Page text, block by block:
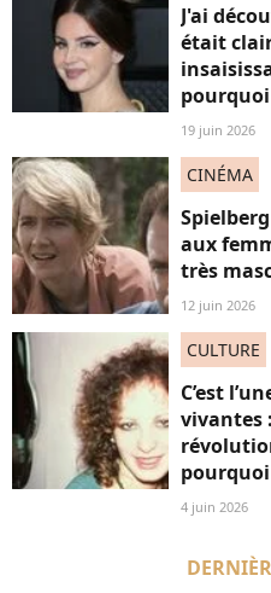
J'ai
était
pourquoi
19 juin 2026
CINÉMA
aux
très
12 juin 2026
CULTURE
C’est
vivantes
pourquoi
4 juin 2026